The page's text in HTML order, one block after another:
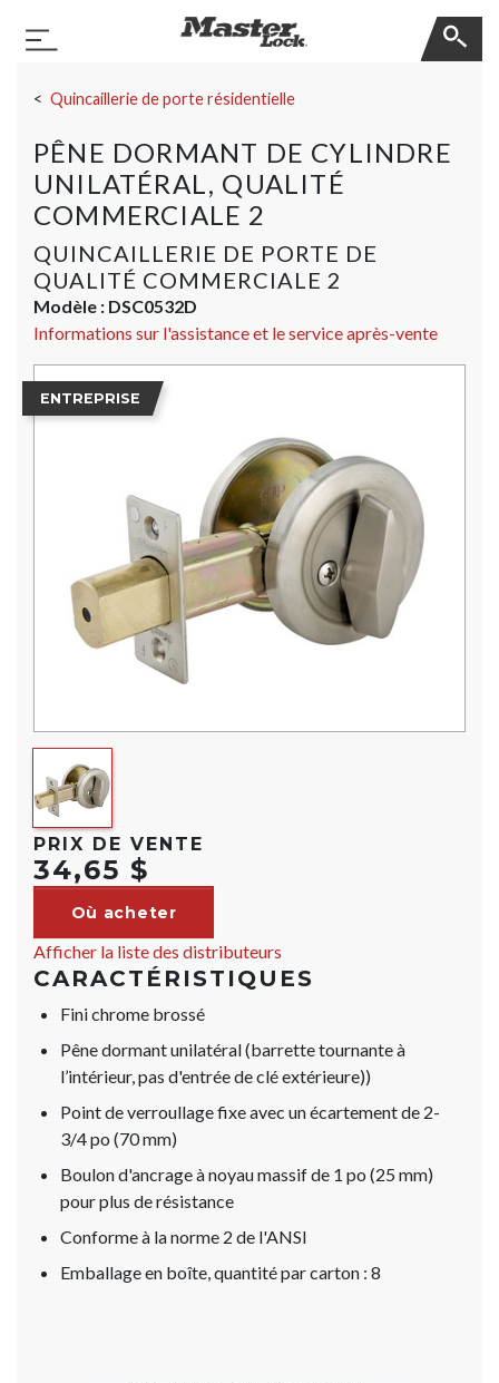
Basculer la navigation
Quincaillerie de porte résidentielle
PÊNE DORMANT DE CYLINDRE
UNILATÉRAL, QUALITÉ
COMMERCIALE 2
QUINCAILLERIE DE PORTE DE
QUALITÉ COMMERCIALE 2
Modèle : DSC0532D
Informations sur l'assistance et le service après-vente
ENTREPRISE
PRIX DE VENTE
34,65 $
Où acheter
Afficher la liste des distributeurs
CARACTÉRISTIQUES
Fini chrome brossé
Pêne dormant unilatéral (barrette tournante à
l’intérieur, pas d'entrée de clé extérieure))
Point de verroullage fixe avec un écartement de 2-
3/4 po (70 mm)
Boulon d'ancrage à noyau massif de 1 po (25 mm)
pour plus de résistance
Conforme à la norme 2 de l'ANSI
Emballage en boîte, quantité par carton : 8